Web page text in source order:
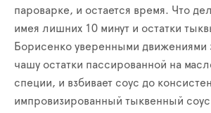
пароварке, и остается время. Что
имея лишних 10 минут и остатки
Борисенко уверенными движениями
чашу остатки пассированной на
специи, и взбивает соус до
импровизированный тыквенный соус